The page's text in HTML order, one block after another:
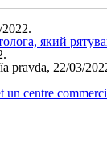
який
pravda, 22/03/
centre